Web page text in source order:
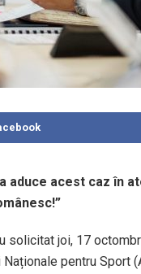
aduce acest caz în
solicitat joi, 17
pentru Sport